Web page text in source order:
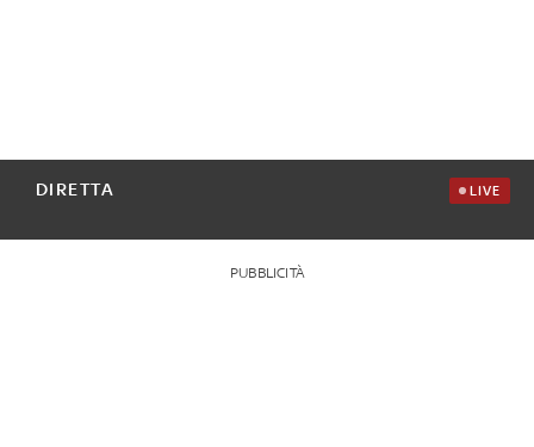
DIRETTA LIVE
PUBBLICITÀ